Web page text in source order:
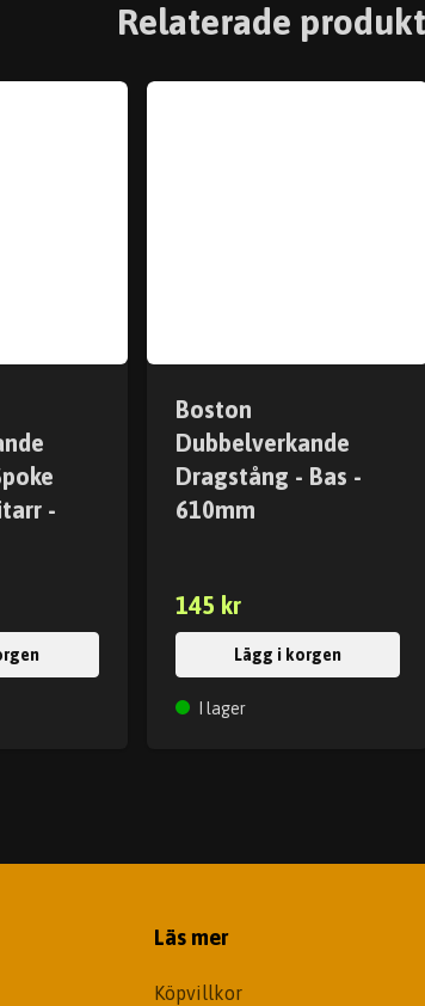
Relaterade
-
Boston
Dubbelverkande
Dragstång - Bas -
610mm
145 kr
Lägg i korgen
I lager
Läs mer
Köpvillkor